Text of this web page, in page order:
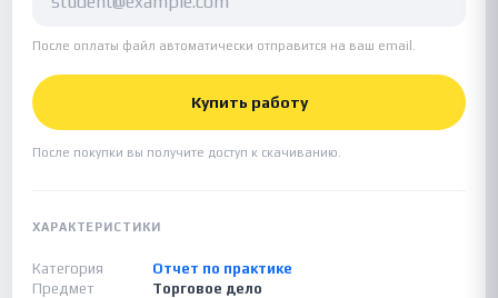
После оплаты файл автоматически отправится на ваш email.
Купить работу
После покупки вы получите доступ к скачиванию.
ХАРАКТЕРИСТИКИ
Категория
Отчет по практике
Предмет
Торговое дело